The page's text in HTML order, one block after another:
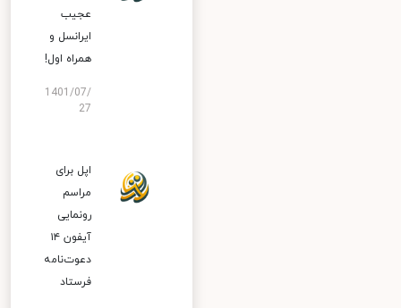
عجیب
ایرانسل و
همراه اول!
1401/07/
27
اپل برای
مراسم
رونمایی
آیفون ۱۴
دعوت‌نامه
فرستاد